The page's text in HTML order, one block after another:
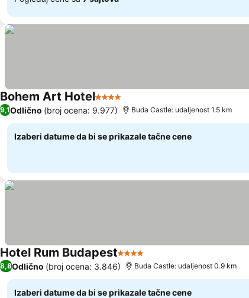
Bohem Art Hotel4 Zvezdice
9,1Odlično (broj ocena: 9.977) Buda Castle: udaljenost 1.5 km
Izaberi datume da bi se prikazale tačne cene
Hotel Rum Budapest4 Zvezdice
8,8Odlično (broj ocena: 3.846) Buda Castle: udaljenost 0.9 km
Izaberi datume da bi se prikazale tačne cene